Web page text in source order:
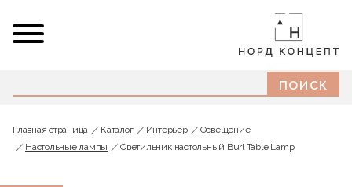
Главная страница Каталог Интерьер
Освещение
Настольные лампы
Светильник настольный Burl Table Lamp